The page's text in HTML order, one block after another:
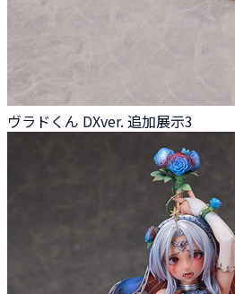
ヴラドくん DXver. 追加展示3